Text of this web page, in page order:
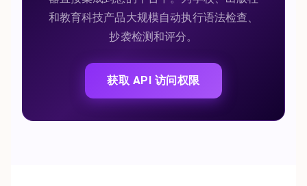
和教育科技产品大规模自动执行语法检查、
抄袭检测和评分。
获取 API 访问权限